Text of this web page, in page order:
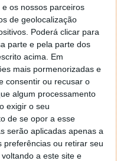
os nossos parceiros
de geolocalização
Poderá clicar para
parte e pela parte dos
acima. Em
mais pormenorizadas e
consentir ou recusar o
algum processamento
exigir o seu
de se opor a esse
serão aplicadas apenas a
preferências ou retirar seu
a este site e
PUB